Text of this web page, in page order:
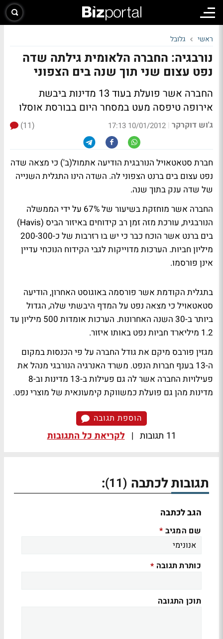
ראשי גלובל
נורבגיה: החברה הלאומית גילתה שדה
נפט עצום שני תוך שנה בים הצפוני
החברה אשר פועלת בעוד 13 מדינות ביבשת
אירופה טיפסה מעט במסחר היום בבורסת אוסלו
ג'וש דוקרקר |
10/01/2012 17:13
(11)
חברת סטאטאויל הנורבגית הודיעה אתמול(ב') כי מצאה שדה
נפט עצום בים ברנט הצפוני לה. השדה הינו התגלית השנייה
של שדה ענק בתוך שנה.
החברה אשר מוחזקת בשיעור של 67% על ידי הממשלה
הנורבגית, עורכת מזה זמן רב קידוחים באיזור הביס (Havis)
בים ברנט אשר הוכח כבר כי יש בו רזרבות של כ-200-300
מיליון חביות. הערכות מדוייקות לגבי הקידוח הנוכחי עדיין
אינן פורסמו.
בתגלית הקודמת אשר פורסמה באוגוסט האחרון, הודיעה
סטאטאויל כי מצאה נפט על המדף היבשתי שלה, הגדול
ביותר ב-30 השנה האחרונות. הערכות אומדות 500 מיליון עד
1.2 מיליארד חביות נפט באותו איזור.
מגזין פורבס מיקם את גודל החברה על פי הכנסות במקום
ה-13 בענף חברות הנפט. משרד האנרגיה הנורבגי מנהל את
פעילויות החברה אשר לה גם פעילות ב-13 מדינות וב-8
מדינות מהן גם פועלת כמשווקת קימעונאית של מוצרי נפט.
הוספת תגובה
11 תגובות | לקריאת כל התגובות
תגובות לכתבה (11)
:
הגב לכתבה
שם המגיב *
כותרת תגובה *
תוכן התגובה